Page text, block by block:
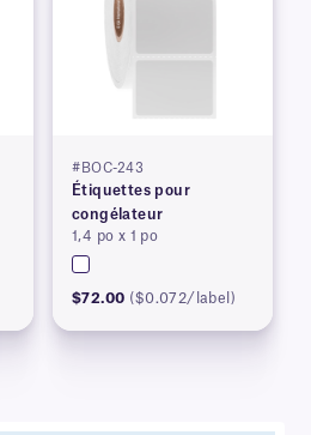
#BOC-243
Étiquettes pour
congélateur
1,4 po x 1 po
$72.00 ($0.072/label)